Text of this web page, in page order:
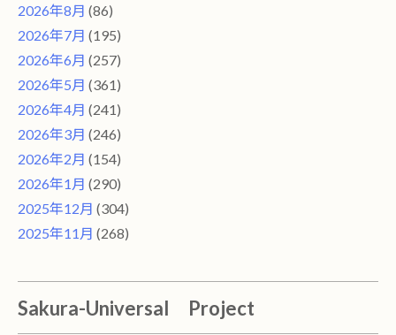
2026年8月 (86)
2026年7月 (195)
2026年6月 (257)
2026年5月 (361)
2026年4月 (241)
2026年3月 (246)
2026年2月 (154)
2026年1月 (290)
2025年12月 (304)
2025年11月 (268)
Sakura-Universal Project